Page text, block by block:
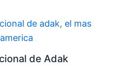
de Adak